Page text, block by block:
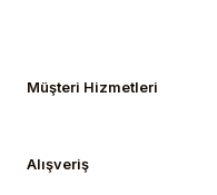
Müşteri Hizmetleri
Alışveriş